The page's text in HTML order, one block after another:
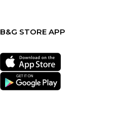
B&G STORE APP